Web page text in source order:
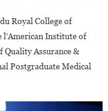
Royal College of
l’American Institute of
Quality Assurance &
Postgraduate Medical